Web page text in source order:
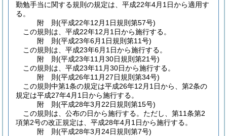
勤勉手当に関する規則の規定は、平成22年4月1日から適用す
る。
附 則(平成22年12月1日規則第57号)
この規則は、平成22年12月1日から施行する。
附 則(平成23年6月1日規則第11号)
この規則は、平成23年6月1日から施行する。
附 則(平成23年11月30日規則第21号)
この規則は、平成23年11月30日から施行する。
附 則(平成26年11月27日規則第34号)
この規則中第1条の規定は平成26年12月1日から、第2条の
規定は平成27年4月1日から施行する。
附 則(平成28年3月22日規則第15号)
この規則は、公布の日から施行する。 ただし、第11条第2
項第2号の改正規定は、平成28年4月1日から施行する。
附 則(平成28年3月24日規則第7号)